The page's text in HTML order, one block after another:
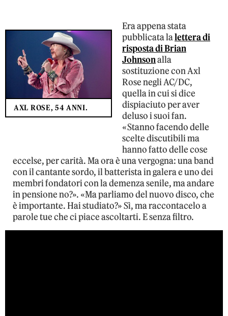
AXL ROSE, 54 ANNI.
Era appena stata
pubblicata lalettera di
risposta di Brian
Johnsonalla
sostituzione con Axl
Rose negli AC/DC,
quella in cui si dice
dispiaciuto per aver
deluso i suoi fan.
«Stanno facendo delle
scelte discutibili ma
hanno fatto delle cose
eccelse, per carità. Ma ora è una vergogna: una band
con il cantante sordo, il batterista in galera e uno dei
membri fondatori con la demenza senile, ma andare
in pensione no?». «Ma parliamo del nuovo disco, che
è importante. Hai studiato?» Sì, ma raccontacelo a
parole tue che ci piace ascoltarti. E senza filtro.